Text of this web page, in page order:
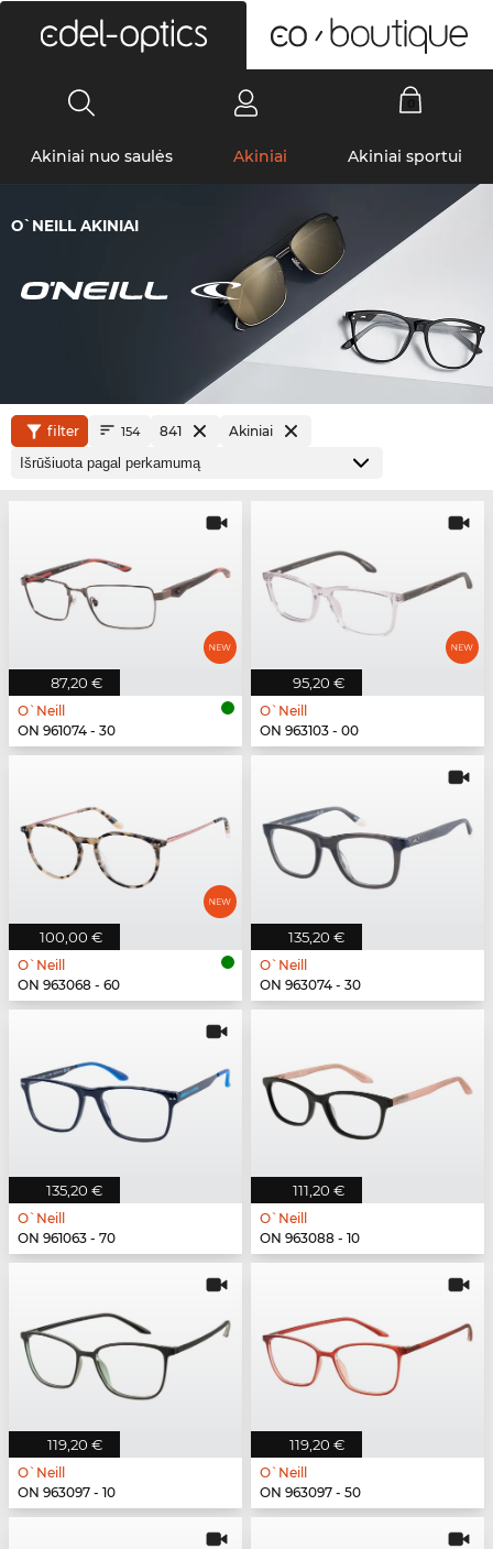
Akiniai nuo saulės Akiniai Akiniai sportui
O`NEILL AKINIAI
filter 154 841 Akiniai
87,20 €
O`Neill
ON 961074 - 30
95,20 €
O`Neill
ON 963103 - 00
100,00 €
O`Neill
ON 963068 - 60
135,20 €
O`Neill
ON 963074 - 30
135,20 €
O`Neill
ON 961063 - 70
111,20 €
O`Neill
ON 963088 - 10
119,20 €
O`Neill
ON 963097 - 10
119,20 €
O`Neill
ON 963097 - 50